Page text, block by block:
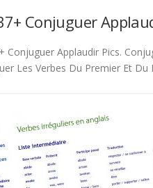
Conjuguer
Conjuguer Applaudir Pics.
Les Verbes Du Premier Et